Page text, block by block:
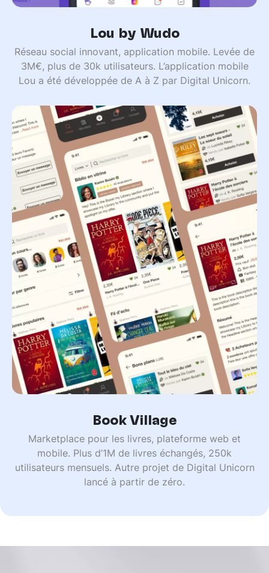
Lou by Wudo
Réseau social innovant, application mobile. Levée de
3M€, plus de 30k utilisateurs. L’application mobile
Lou a été développée de A à Z par Digital Unicorn.
Book Village
Marketplace pour les livres, plateforme web et
mobile. Plus d’1M de livres échangés, 250k
utilisateurs mensuels. Autre projet de Digital Unicorn
lancé à partir de zéro.